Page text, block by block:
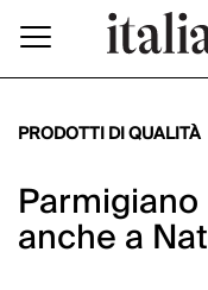
PRODOTTI DI QUALITÀ
anche a